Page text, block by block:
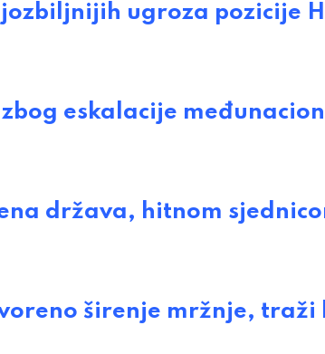
ugroza pozicije
eskalacije
država, hitnom
širenje mržnje, traži